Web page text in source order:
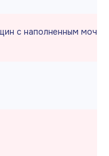
с наполненным